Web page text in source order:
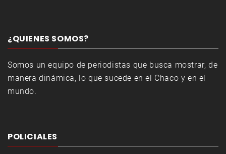
¿QUIENES SOMOS?
Somos un equipo de periodistas que busca mostrar, de
manera dinámica, lo que sucede en el Chaco y en el
mundo.
POLICIALES